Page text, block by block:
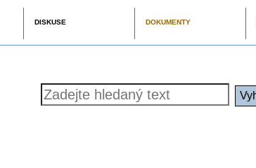
DISKUSE DOKUMENTY